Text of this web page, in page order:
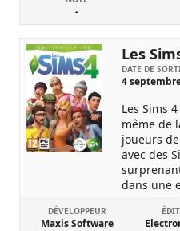
-
Les
DATE DE
4
Les Sims
même de
joueurs
avec des
dans une
DÉVELOPPEUR
Maxis Software